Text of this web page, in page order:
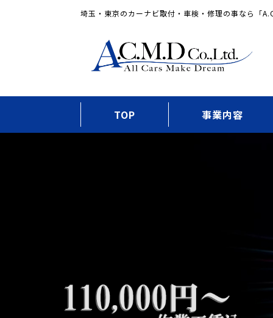
埼玉・東京のカーナビ取付・車検・修理の事なら「
TOP 事業内容